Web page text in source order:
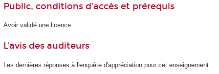
Public, conditions d’accès et prérequis
Avoir validé une licence.
L'avis des auditeurs
Les dernières réponses à l'enquête d'appréciation pour cet enseignement :